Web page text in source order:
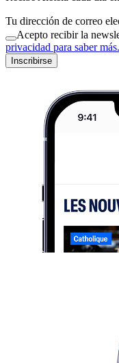
Tu dirección de correo
Acepto recibir la
privacidad para saber más.
Inscribirse